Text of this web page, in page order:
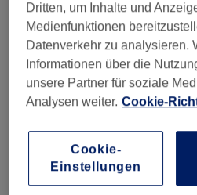
Jeder weiß, dass die
Wunderorgan ist. Sie
zuverlässig immer
Wächst mit uns mit,
manchmal so schnell,
im Nu vergessen sind.
etwas Gutes. Obwohl
passiert, fühlt man sich
quicklebendig und
Dritten, um Inhalte und
Medienfunktionen
Datenverkehr zu analysieren.
Informationen über die
unsere Partner für soziale
Analysen weiter. Cookie-
Cookie-
Einstellungen